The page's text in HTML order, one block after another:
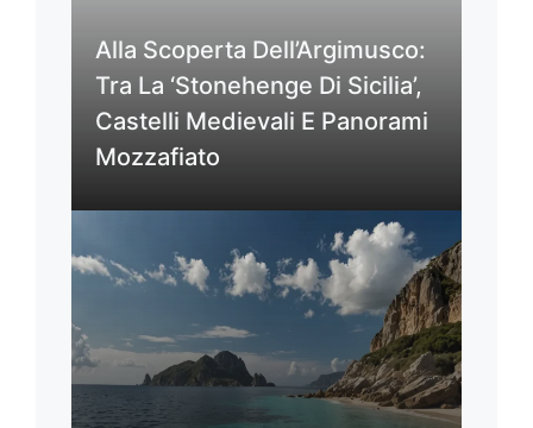
Alla Scoperta Dell’Argimusco:
Tra La ‘Stonehenge Di Sicilia’,
Castelli Medievali E Panorami
Mozzafiato